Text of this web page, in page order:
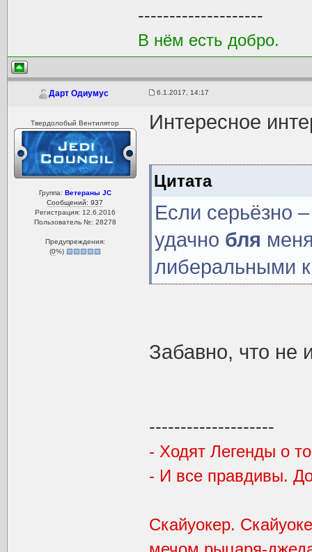
--------------------
В нём есть добро.
Дарт Одиумус 6.1.2017, 14:17
Твердолобый Вентилятор
Группа: Ветераны JC
Сообщений: 937
Регистрация: 12.6.2016
Пользователь №: 28278
Предупреждения:
(0%)
Интересное
Цитата
Если серьёзно
удачно бля
либеральными
Забавно, что не
--------------------
- Ходят Легенды о
- И все правдивы.
Скайуокер.